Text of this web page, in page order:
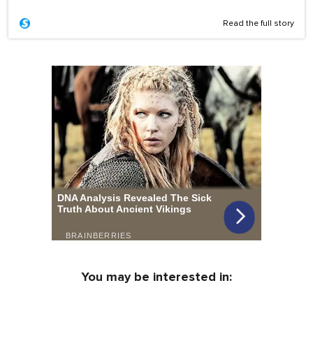
Read the full story
You may be interested in: